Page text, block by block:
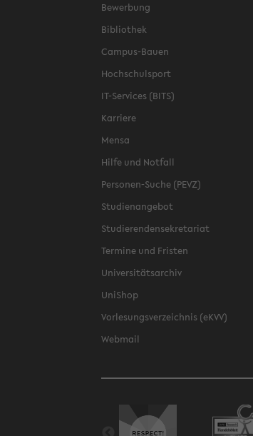
Bewerbung
Bibliothek
Campus-Bauen
Hochschulsport
IT-Services (BITS)
Karriere
Mensa
Hilfe und Notfall
Personen-Suche (PEVZ)
Studienangebot
Studierendensekretariat
Termine und Fristen
Universitätsarchiv
UniShop
Vorlesungsverzeichnis (eKVV)
Webmail